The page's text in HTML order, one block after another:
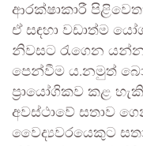
ආරක්ෂාකාරී
ඒ සඳහා වඩාත්ම
නිවසට රැගෙන
පෙන්වීම ය.නමුත්
ප්‍රායෝගිකව කළ
අවස්ථාවේ සතාව
වෛද්‍යවරයෙකුට